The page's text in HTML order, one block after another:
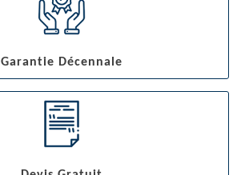
Garantie Décennale